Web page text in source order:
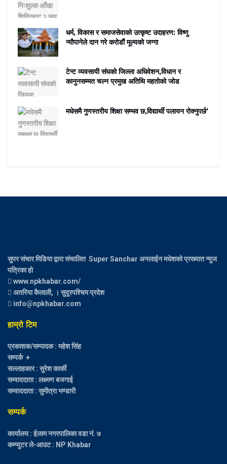
धर्म, विकास र समाजसेवाको उत्कृष्ट उदाहरण: विष्णु
न्यौपानेले दान गरे करोडौं मूल्यको जग्गा
टेन्ट व्यवसायी संघको जिल्ला अधिवेशन,विधान र
कानुनसम्मत चल्न प्रमुख अतिथि महतोको जोड
मधेसमै गुणस्तरीय शिक्षा सम्भव छ,विद्यार्थी पलायन रोक्नुपर्छ’
सुपर संचार मिडिया द्वारा संचालित Super Sanchar अनलाईन मधेशको प्रख्यात न्युज
पत्रिका हो
www.npkhabar.com/
अतरिया कैलाली, । सुदूरपश्चिम प्रदेश
info@npkhabar.com
हाम्रो टिम
प्रकाशक/सम्पादक : महेश सिंह
सम्पर्क +
सल्लाहकार : सुरेश कार्की
सम्वाददाता : लक्ष्मण बजगाई
सम्वाददाता : सुमीत्रा भण्डारी
सम्पर्क
कार्यालय : ईलाम नगरपालिका वडा नं. ७
कम्प्युटर ले-आउट : NP Khabar